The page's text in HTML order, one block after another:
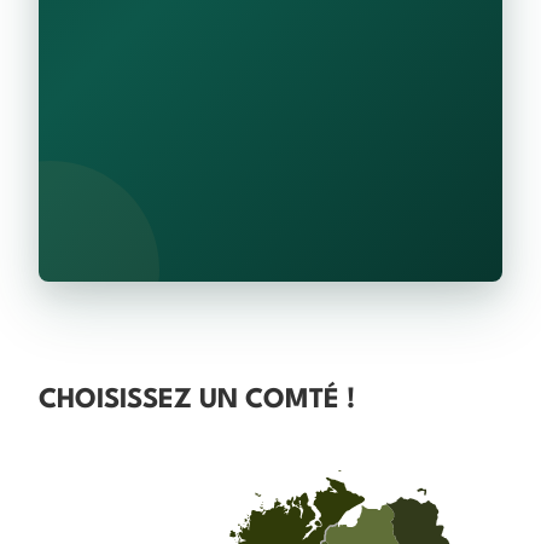
CHOISISSEZ UN COMTÉ !